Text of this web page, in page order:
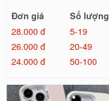
Đơn giá
Số lượng
28.000 đ
5-19
26.000 đ
20-49
24.000 đ
50-100